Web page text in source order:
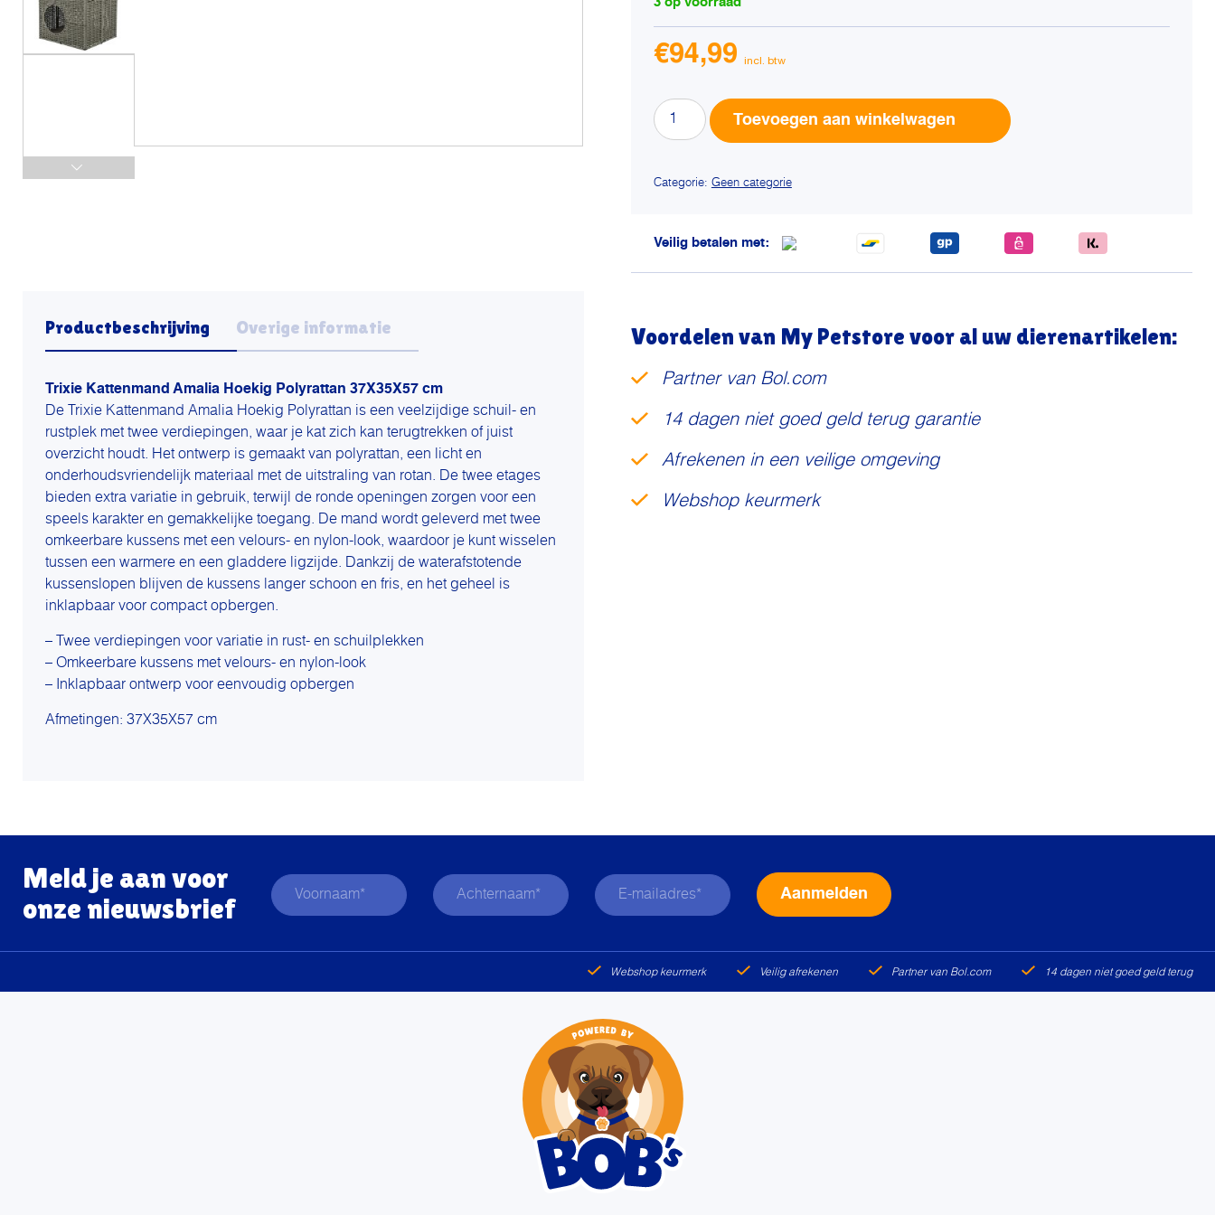
3 op voorraad
€94,99
Trixie
kattenmand
aantal
Toevoegen aan winkelwagen
Categorie: Geen categorie
Veilig betalen met:
Productbeschrijving Overige informatie
Trixie Kattenmand Amalia Hoekig Polyrattan 37X35X57 cm
De Trixie Kattenmand Amalia Hoekig Polyrattan is een veelzijdige schuil- en
rustplek met twee verdiepingen, waar je kat zich kan terugtrekken of juist
overzicht houdt. Het ontwerp is gemaakt van polyrattan, een licht en
onderhoudsvriendelijk materiaal met de uitstraling van rotan. De twee etages
bieden extra variatie in gebruik, terwijl de ronde openingen zorgen voor een
speels karakter en gemakkelijke toegang. De mand wordt geleverd met twee
omkeerbare kussens met een velours- en nylon-look, waardoor je kunt wisselen
tussen een warmere en een gladdere ligzijde. Dankzij de waterafstotende
kussenslopen blijven de kussens langer schoon en fris, en het geheel is
inklapbaar voor compact opbergen.
– Twee verdiepingen voor variatie in rust- en schuilplekken
– Omkeerbare kussens met velours- en nylon-look
– Inklapbaar ontwerp voor eenvoudig opbergen
Afmetingen: 37X35X57 cm
Voordelen van My Petstore voor al uw dierenartikelen:
Partner van Bol.com
14 dagen niet goed geld terug garantie
Afrekenen in een veilige omgeving
Webshop keurmerk
Meld je aan voor
onze nieuwsbrief
Webshop keurmerk Veilig afrekenen Partner van Bol.com 14 dagen niet goed geld terug